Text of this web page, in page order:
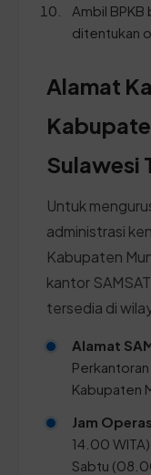
Ambil BPKB
ditentukan
Alamat
Sulawesi
Untuk
administrasi
Kabupaten
kantor
tersedia di
Alamat
Kabupaten
Jam
14.00
Sabtu